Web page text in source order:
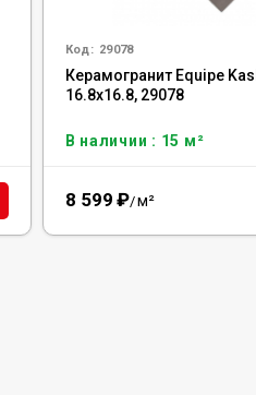
Код: 29078
Керамогранит Equipe
16.8x16.8, 29078
В наличии : 15 м²
8 599 ₽/м²